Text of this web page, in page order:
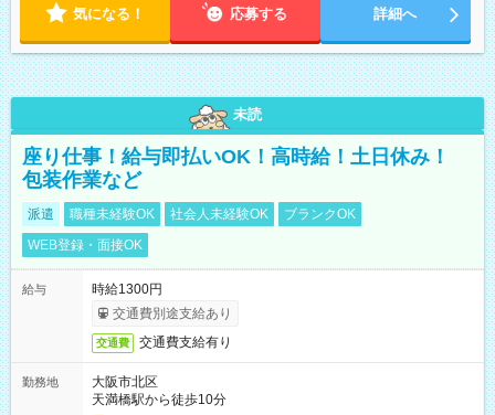
気になる！ 応募する 詳細へ
未読
座り仕事！給与即払いOK！高時給！土日休み！
包装作業など
派遣 職種未経験OK 社会人未経験OK
ブランクOK
WEB登録・面接OK
給与
時給1300円
交通費別途支給あり
交通費 交通費支給有り
勤務地
大阪市北区
天満橋駅から徒歩10分